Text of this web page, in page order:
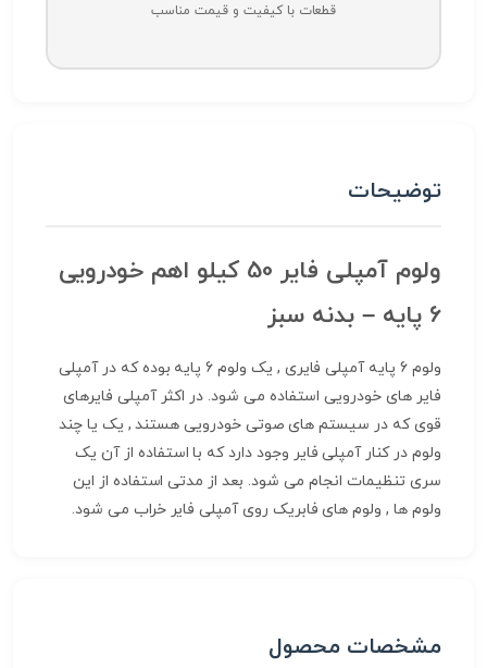
قطعات با کیفیت و قیمت مناسب
توضیحات
ولوم آمپلی فایر 50 کیلو اهم خودرویی
6 پایه – بدنه سبز
ولوم 6 پایه آمپلی فایری , یک ولوم 6 پایه بوده که در آمپلی
فایر های خودرویی استفاده می شود. در اکثر آمپلی فایرهای
قوی که در سیستم های صوتی خودرویی هستند , یک یا چند
ولوم در کنار آمپلی فایر وجود دارد که با استفاده از آن یک
سری تنظیمات انجام می شود. بعد از مدتی استفاده از این
ولوم ها , ولوم های فابریک روی آمپلی فایر خراب می شود.
مشخصات محصول